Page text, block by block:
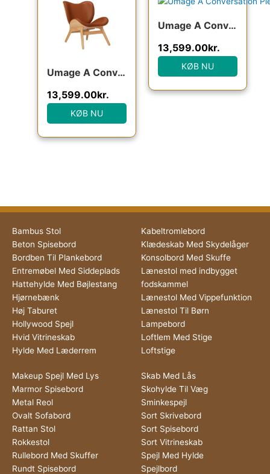
Umage A Conversation Piece – Lav – Oak/Cognac læder : Erling Christensen Møbler
13,599.00kr.
KØB NU
Umage A Conversation Piece – Lav – Dark Oak/Sort læder : Erling Christensen Møbler
13,599.00kr.
KØB NU
Bambus Stol
Beton Spisebord
Bordben Til Plankebord
Entremøbel Med Siddeplads
Hattehylde Med Bøjlestang
Hjørnebænk
Høj Taburet
Hollywood Spejl
Hvid Vitrineskab
Hylde Med Læderrem
Kabeltromlebord
Klædeskab Med Skydelåger
Konsolbord Med Skuffe
Lænestol med indbygget
fodskammel
Lænestol Med Vippefunktion
Lænestol Til Børn
Lampebord
Loftlem Med Stige
Loftstige
Makeup Spejl Med Lys
Marmor Spisebord
Metal Reol
Ovalt Sofabord
Rattan Stol
Rokkestol
Rullebord Med Skuffer
Rundt Spisebord
Skab Med Lås
Skohylde Til Væg
Sminkespejl
Sort Skrivebord
Sort Spisebord
Sort Vitrineskab
Spejl Med Hylde
Spejlbord